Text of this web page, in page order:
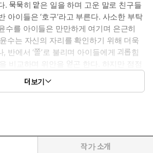
. 묵묵히 맡은 일을 하며 고운 말로 친구들
아이들은 ‘호구’라고 부른다. 사소한 부탁
수를 아이들은 만만하게 여기며 은근히
수는 자신의 자리를 확인하기 위해 더욱
반에서 ‘쫄’로 불리며 아이들에게 괴롭힘
비교하며 위안을 얻곤 한다. 하지만 점점
하고, 삼선 국회의원의 아들로 반에서 잘
히고 만다. 착한 척한다는 이유로 ‘위선
되기로 결심한다.
하고, 무엇이든 자신이 원하는 대로 하고
을 관찰하고 그 특징을 따라 하기로 한 윤
더보기
작가 소개